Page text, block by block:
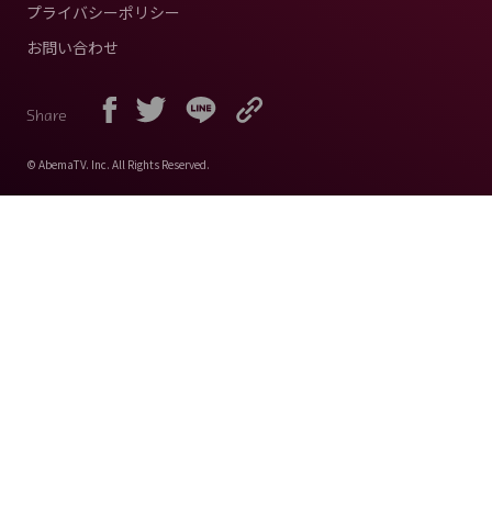
プライバシーポリシー
お問い合わせ
Share
© AbemaTV. Inc. All Rights Reserved.